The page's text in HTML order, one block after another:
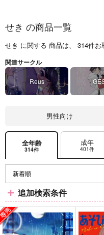
せき の商品一覧
せき に関する 商品は、 314件お
関連サークル
Reus
男性向け
全年齢
314件
成年
401件
追加検索条件